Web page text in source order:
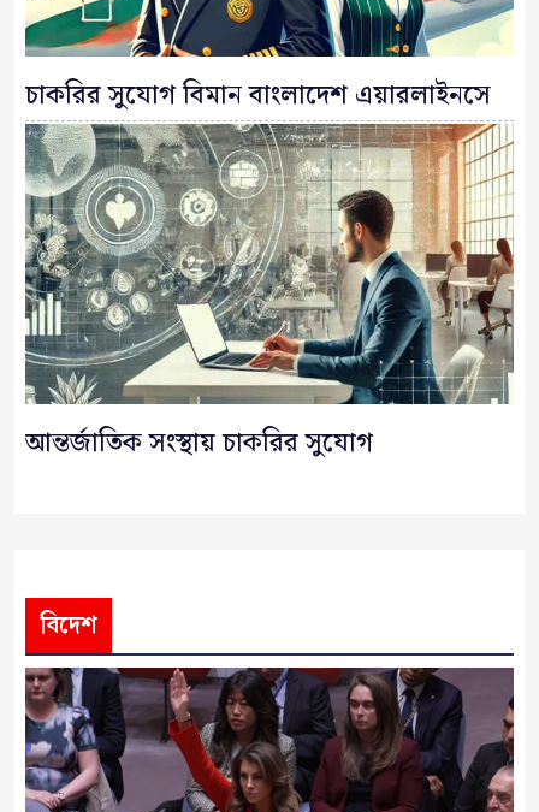
চাকরির সুযোগ বিমান বাংলাদেশ এয়ারলাইনসে
আন্তর্জাতিক সংস্থায় চাকরির সুযোগ
বিদেশ